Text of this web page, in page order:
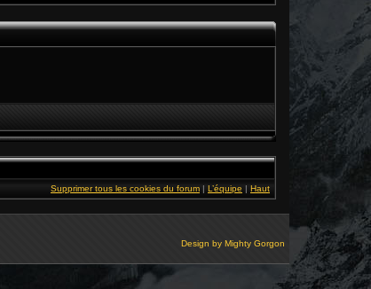
Supprimer tous les cookies du forum | L’équipe | Haut
Design by Mighty Gorgon